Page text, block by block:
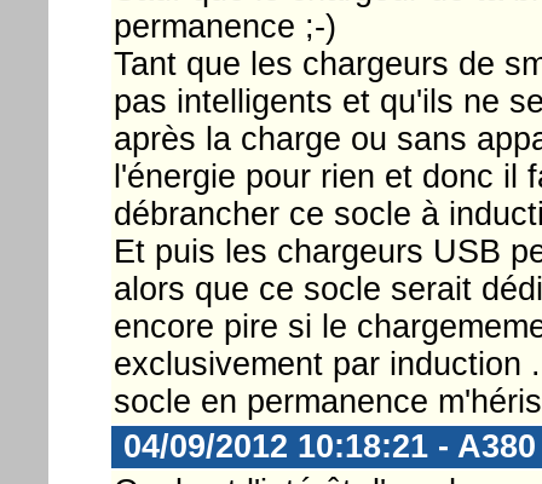
permanence ;-)
Tant que les chargeurs de
pas intelligents et qu'ils ne
après la charge ou sans
l'énergie pour rien et donc il
débrancher ce socle à
Et puis les chargeurs USB
alors que ce socle serait
encore pire si le
exclusivement par induction
socle en permanence
04/09/2012 10:18:21 - A380